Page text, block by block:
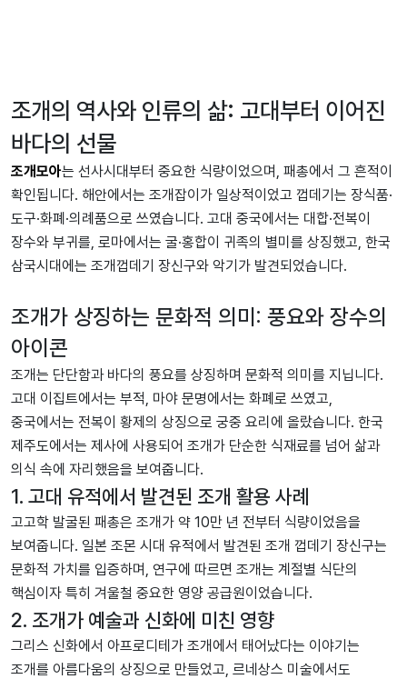
조개의 역사와 인류의 삶: 고대부터 이어진
바다의 선물
조개모아는 선사시대부터 중요한 식량이었으며, 패총에서 그 흔적이
확인됩니다. 해안에서는 조개잡이가 일상적이었고 껍데기는 장식품·
도구·화폐·의례품으로 쓰였습니다. 고대 중국에서는 대합·전복이
장수와 부귀를, 로마에서는 굴·홍합이 귀족의 별미를 상징했고, 한국
삼국시대에는 조개껍데기 장신구와 악기가 발견되었습니다.
조개가 상징하는 문화적 의미: 풍요와 장수의
아이콘
조개는 단단함과 바다의 풍요를 상징하며 문화적 의미를 지닙니다.
고대 이집트에서는 부적, 마야 문명에서는 화폐로 쓰였고,
중국에서는 전복이 황제의 상징으로 궁중 요리에 올랐습니다. 한국
제주도에서는 제사에 사용되어 조개가 단순한 식재료를 넘어 삶과
의식 속에 자리했음을 보여줍니다.
1. 고대 유적에서 발견된 조개 활용 사례
고고학 발굴된 패총은 조개가 약 10만 년 전부터 식량이었음을
보여줍니다. 일본 조몬 시대 유적에서 발견된 조개 껍데기 장신구는
문화적 가치를 입증하며, 연구에 따르면 조개는 계절별 식단의
핵심이자 특히 겨울철 중요한 영양 공급원이었습니다.
2. 조개가 예술과 신화에 미친 영향
그리스 신화에서 아프로디테가 조개에서 태어났다는 이야기는
조개를 아름다움의 상징으로 만들었고, 르네상스 미술에서도